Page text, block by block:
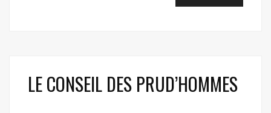
LE CONSEIL DES PRUD’HOMMES